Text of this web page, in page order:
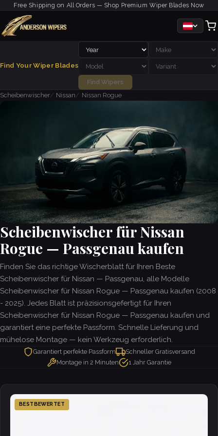
Free Shipping on All Orders — Shop Premium Wiper Blades Now
Find Your Wiper Blades
Find Wipers
Scheibenwischer
Nissan Nissan Rogue
Scheibenwischer für Nissan
Rogue — Passgenau kaufen
Finden Sie das richtige Wischerblatt für Ihren Beste
Scheibenwischer für Nissan — Passgenau, alle Modelle
Scheibenwischer für Nissan Rogue — Passgenau kaufen (2008
- 2025). Jedes Blatt ist präzisionsgefertigt für Ihren
Scheibenwischer für Nissan Rogue — Passgenau kaufen und
garantiert eine perfekte Passform. Schnelle Lieferung und
mühelose Montage — kein Werkzeug erforderlich.
Garantiert perfekte Passform
Schneller Gratisversand
Montage in 2 Minuten
1 Jahr Garantie
BESTBEWERTET